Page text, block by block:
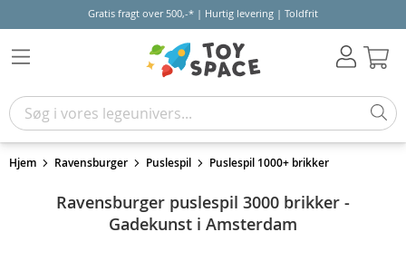
Gratis fragt over 500,-* | Hurtig levering | Toldfrit
Hjem Ravensburger Puslespil Puslespil 1000+ brikker
Ravensburger puslespil 3000 brikker -
Gadekunst i Amsterdam